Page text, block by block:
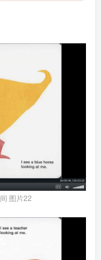
图片22